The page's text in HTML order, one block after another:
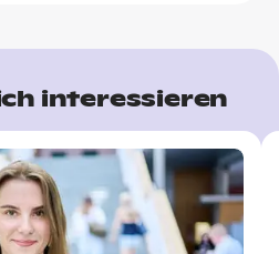
interessieren